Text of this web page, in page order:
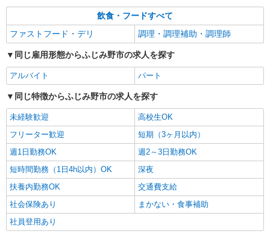
飲食・フードすべて
ファストフード・デリ
調理・調理補助・調理師
同じ雇用形態からふじみ野市の求人を探す
アルバイト パート
同じ特徴からふじみ野市の求人を探す
未経験歓迎
高校生OK
フリーター歓迎
短期（3ヶ月以内）
週1日勤務OK
週2～3日勤務OK
短時間勤務（1日4h以内）OK
深夜
扶養内勤務OK
交通費支給
社会保険あり
まかない・食事補助
社員登用あり